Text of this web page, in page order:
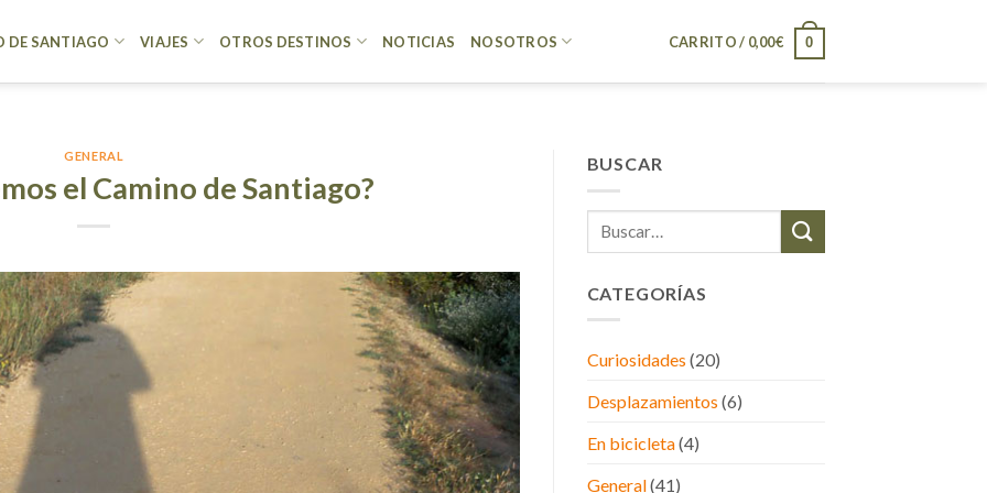
DE SANTIAGO VIAJES OTROS DESTINOS NOTICIAS NOSOTROS CARRITO / 0,00€ 0
GENERAL
el Camino de Santiago?
BUSCAR
CATEGORÍAS
Curiosidades (20)
Desplazamientos (6)
En bicicleta(4)
General(41)